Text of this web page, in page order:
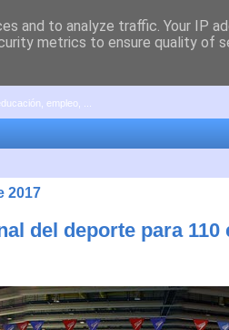
empleo, ...
2017
del deporte para 110
and to analyze traffic. Your IP
metrics to ensure quality of